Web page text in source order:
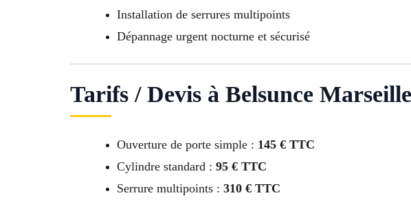
Installation de serrures multipoints
Dépannage urgent nocturne et sécurisé
Tarifs / Devis à Belsunce Marseille
Ouverture de porte simple : 145 € TTC
Cylindre standard : 95 € TTC
Serrure multipoints : 310 € TTC